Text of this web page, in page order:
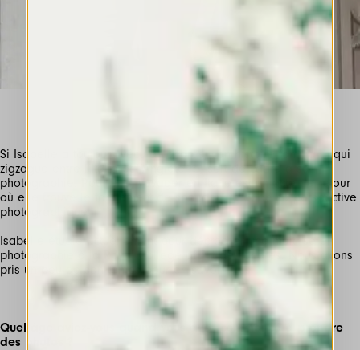
Si Isabelle a toujours vécu à Londres, son histoire familiale, qui
zigzague entre l’Italie et l’Angleterre, sert de cadre à sa
photographie. Pour elle, voyager en Italie est un acte de retour
où elle trouve le fondement de son identité et de sa perspective
Isabelle étudie actuellement pour décrocher une maîtrise en
photographie à la Royal College of Art de Londres. Nous avons
pris un peu de son temps pour en savoir plus.
Quel âge aviez-vous quand vous avez commencé à prendre
des photos ?